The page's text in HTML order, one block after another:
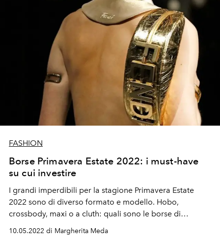
FASHION
Borse Primavera Estate 2022: i must-have
su cui investire
I grandi imperdibili per la stagione Primavera Estate
2022 sono di diverso formato e modello. Hobo,
crossbody, maxi o a cluth: quali sono le borse di
tendenza del momento su cui investire? Scoprile tutte
10.05.2022 di Margherita Meda